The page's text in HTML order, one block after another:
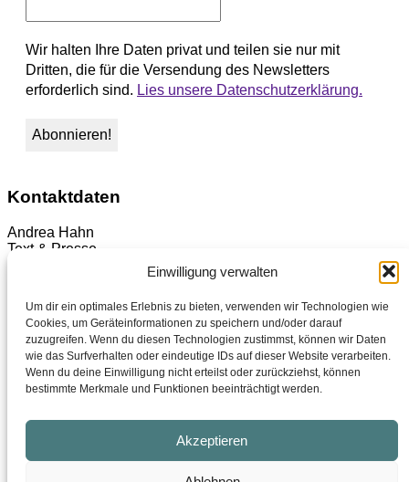
Einwilligung verwalten
Um dir ein optimales Erlebnis zu bieten, verwenden wir Technologien wie
Cookies, um Geräteinformationen zu speichern und/oder darauf
zuzugreifen. Wenn du diesen Technologien zustimmst, können wir Daten
wie das Surfverhalten oder eindeutige IDs auf dieser Website verarbeiten.
Wenn du deine Einwilligung nicht erteilst oder zurückziehst, können
bestimmte Merkmale und Funktionen beeinträchtigt werden.
Akzeptieren
Wir halten Ihre Daten privat und teilen sie nur mit
Dritten, die für die Versendung des Newsletters
erforderlich sind. Lies unsere Datenschutzerklärung.
Kontaktdaten
Andrea Hahn
Text & Presse
D-71672 Marbach am Neckar
Telefon: +49 7144 130 08 10
kontakt(at)hahn-presse.de
© Copyright -Andrea Hahn | Text & Presse-Enfold
WordPress Theme by Kriesi
Instagram